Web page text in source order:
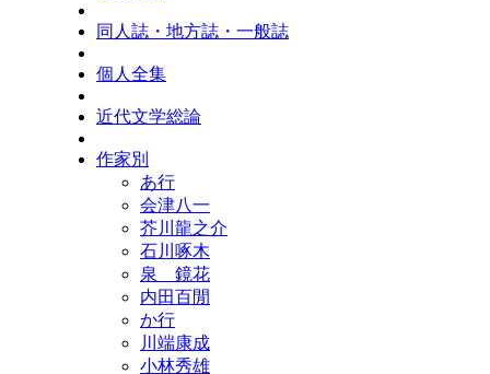
同人誌・地方誌・一般誌
個人全集
近代文学総論
作家別
あ行
会津八一
芥川龍之介
石川啄木
泉 鏡花
内田百閒
か行
川端康成
小林秀雄